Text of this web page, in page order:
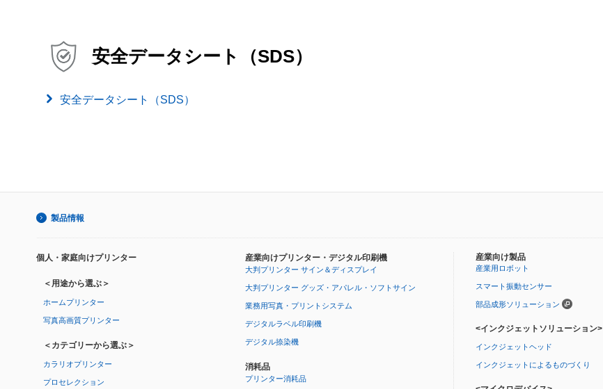
安全データシート（SDS）
安全データシート（SDS）
製品情報
個人・家庭向けプリンター
＜用途から選ぶ＞
ホームプリンター
写真高画質プリンター
＜カテゴリーから選ぶ＞
カラリオプリンター
プロセレクション
産業向けプリンター・デジタル印刷機
大判プリンター サイン＆ディスプレイ
大判プリンター グッズ・アパレル・ソフトサイン
業務用写真・プリントシステム
デジタルラベル印刷機
デジタル捺染機
消耗品
プリンター消耗品
産業向け製品
産業用ロボット
スマート振動センサー
部品成形ソリューション
<インクジェットソリューション>
インクジェットヘッド
インクジェットによるものづくり